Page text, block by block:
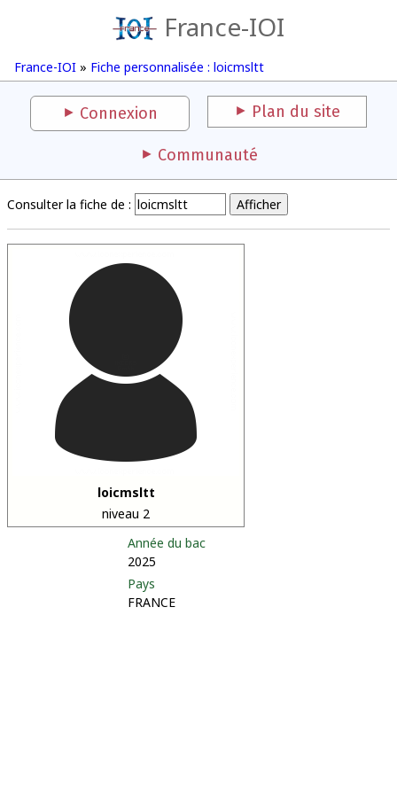
France-IOI
France-IOI » Fiche personnalisée : loicmsltt
Connexion Plan du site
Communauté
Consulter la fiche de :
loicmsltt
niveau 2
Année du bac
2025
Pays
FRANCE